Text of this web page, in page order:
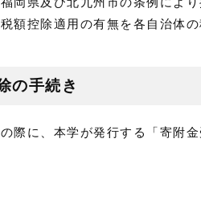
額控除適用の有無を各自治体
の手続き
際に、本学が発行する「寄附